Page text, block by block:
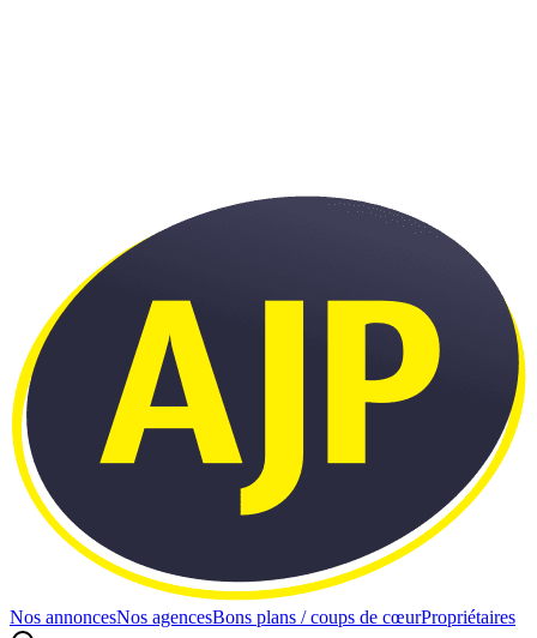
Nos annoncesNos agencesBons plans / coups de cœurPropriétaires